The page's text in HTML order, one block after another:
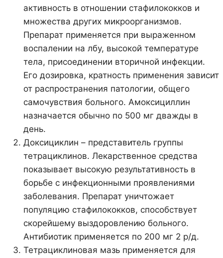
активность в отношении стафилококков и
множества других микроорганизмов.
Препарат применяется при выраженном
воспалении на лбу, высокой температуре
тела, присоединении вторичной инфекции.
Его дозировка, кратность применения зависит
от распространения патологии, общего
самочувствия больного. Амоксициллин
назначается обычно по 500 мг дважды в
день.
Доксициклин – представитель группы
тетрациклинов. Лекарственное средства
показывает высокую результативность в
борьбе с инфекционными проявлениями
заболевания. Препарат уничтожает
популяцию стафилококков, способствует
скорейшему выздоровлению больного.
Антибиотик применяется по 200 мг 2 р/д.
Тетрациклиновая мазь применяется для